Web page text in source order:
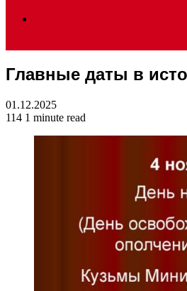
for
Главные даты в
01.12.2025
114 1 minute read